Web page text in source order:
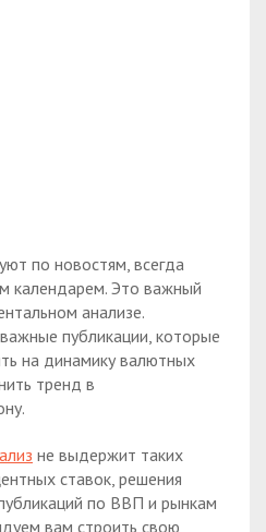
по новостям, всегда
календарем. Это важный
анализе.
публикации, которые
на динамику валютных
тренд в
не выдержит таких
ставок, решения
по ВВП и рынкам
вам строить свою